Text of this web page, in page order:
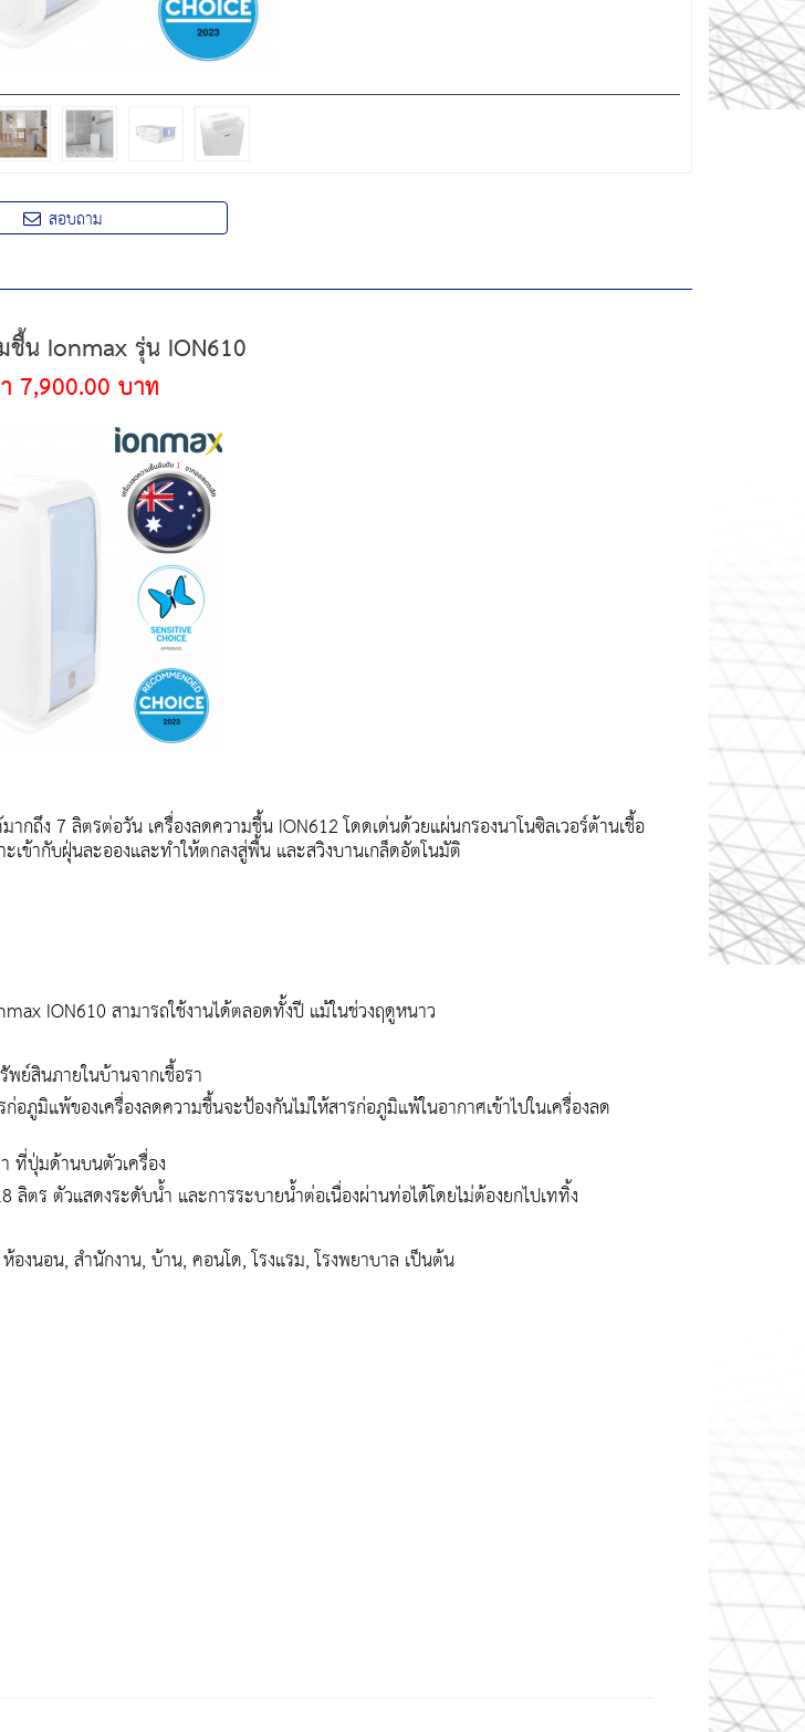
สอบถาม
ชื้น Ionmax รุ่น ION610
7,900.00 บาท
ถึง 7 ลิตรต่อวัน เครื่องลดความชื้น ION612 โดดเด่นด้วยแผ่นกรองนาโนซิลเวอร์ต้านเชื้อ
เข้ากับฝุ่นละอองและทำให้ตกลงสู่พื้น และสวิงบานเกล็ดอัตโนมัติ
ION610 สามารถใช้งานได้ตลอดทั้งปี แม้ในช่วงฤดูหนาว
ย์สินภายในบ้านจากเชื้อรา
มิแพ้ของเครื่องลดความชื้นจะป้องกันไม่ให้สารก่อภูมิแพ้ในอากาศเข้าไปในเครื่องลด
ที่ปุ่มด้านบนตัวเครื่อง
ตร ตัวแสดงระดับน้ำ และการระบายน้ำต่อเนื่องผ่านท่อได้โดยไม่ต้องยกไปเททิ้ง
งนอน, สำนักงาน, บ้าน, คอนโด, โรงแรม, โรงพยาบาล เป็นต้น